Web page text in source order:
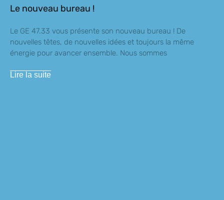
Le nouveau bureau !
Le GE 47.33 vous présente son nouveau bureau ! De
nouvelles têtes, de nouvelles idées et toujours la même
énergie pour avancer ensemble. Nous sommes
Lire la suite